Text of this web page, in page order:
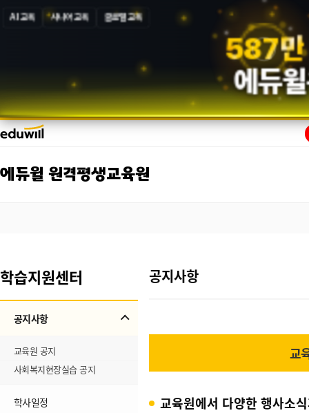
AI 교육 시니어 교육 글로벌 교육
587만
에듀윌
에듀윌 원격평생교육원
학습지원센터
공지사항
교육원 공지
사회복지현장실습 공지
학사일정
공지사항
교
교육원에서 다양한 행사소